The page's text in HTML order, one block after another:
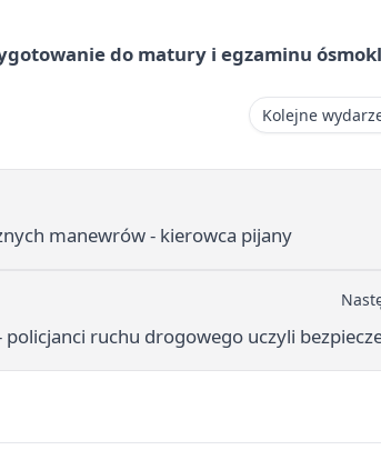
do matury i egzaminu
Kolejne
manewrów - kierowca pijany
policjanci ruchu drogowego uczyli